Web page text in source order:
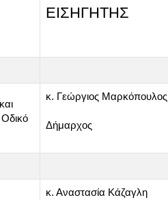
ΕΙΣΗΓΗΤΗΣ
κ. Γεώργιος Μαρκόπουλος
Δήμαρχος
κ. Αναστασία Κάζαγλη